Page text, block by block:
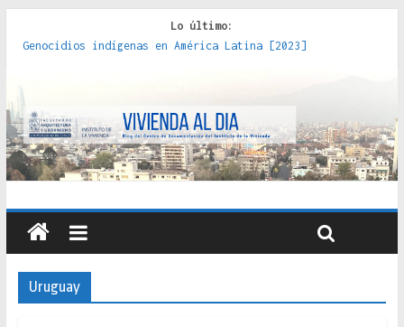
Lo último:
Genocidios indígenas en América Latina [2023]
políticas, prácticas y representaciones [2022]
crítica de las fronteras latinoamericanas [2020]
Criterios técnicos para una vivienda adecuada [2019]
Red de consultorios de la Caja del Seguro Obrero en
Santiago : un patrimonio emblemático [2014]
Uruguay